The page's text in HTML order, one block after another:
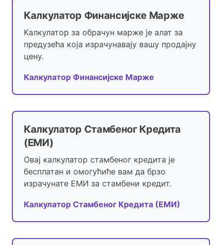
Калкулатор Финансијске Марже
Калкулатор за обрачун марже је алат за
предузећа која израчунавају вашу продајну
цену.
Калкулатор Финансијске Марже
Калкулатор Стамбеног Кредита
(ЕМИ)
Овај калкулатор стамбеног кредита је
бесплатан и омогућиће вам да брзо
израчунате ЕМИ за стамбени кредит.
Калкулатор Стамбеног Кредита (ЕМИ)